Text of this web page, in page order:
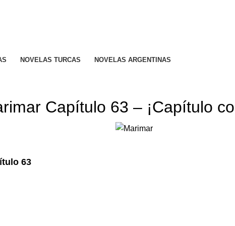
NOVELAS TURCAS NOVELAS ARGENTINAS
Capítulo 63 – ¡Capítulo
63